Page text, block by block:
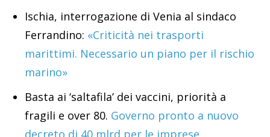
Ischia, interrogazione di Venia al sindaco
Ferrandino: «Criticità nei trasporti
marittimi. Necessario un piano per il rischio
marino»
Basta ai ‘saltafila’ dei vaccini, priorità a
fragili e over 80. Governo pronto a nuovo
decreto di 40 mlrd per le imprese